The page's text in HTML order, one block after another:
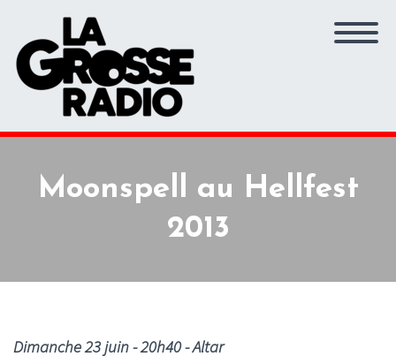
Moonspell au Hellfest
2013
Dimanche 23 juin - 20h40 - Altar